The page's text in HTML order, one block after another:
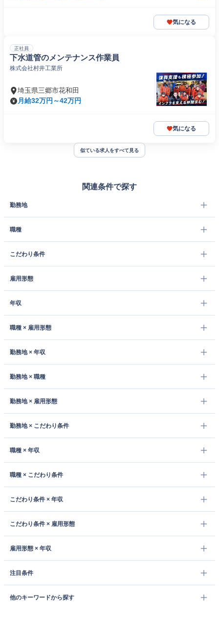
気になる
正社員
下水道管のメンテナンス作業員
株式会社村井工業所
埼玉県三郷市花和田
月給32万円～42万円
気になる
似ている求人をすべて見る
関連条件で探す
勤務地
職種
こだわり条件
雇用形態
年収
職種 × 雇用形態
勤務地 × 年収
勤務地 × 職種
勤務地 × 雇用形態
勤務地 × こだわり条件
職種 × 年収
職種 × こだわり条件
こだわり条件 × 年収
こだわり条件 × 雇用形態
雇用形態 × 年収
注目条件
他のキーワードから探す